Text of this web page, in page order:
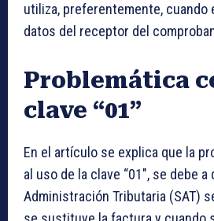
utiliza, preferentemente, cuando
datos del receptor del
Problemática
clave “01”
En el artículo se explica que la
al uso de la clave “01″, se debe
Administración Tributaria (SAT)